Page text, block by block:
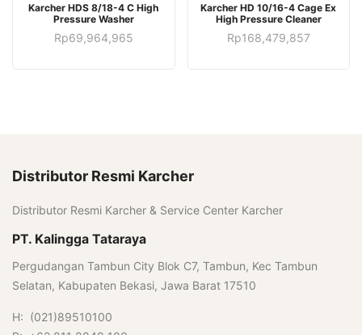
Karcher HDS 8/18-4 C High
Pressure Washer
Rp69,964,965
Karcher HD 10/16-4 Cage Ex
High Pressure Cleaner
Rp168,479,857
Distributor Resmi Karcher
Distributor Resmi Karcher & Service Center Karcher
PT. Kalingga Tataraya
Pergudangan Tambun City Blok C7, Tambun, Kec Tambun
Selatan, Kabupaten Bekasi, Jawa Barat 17510
H: (021)89510100